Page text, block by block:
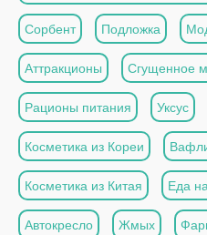
Сорбент Подложка
Аттракционы Сгущенное
Рационы питания Уксус
Косметика из Кореи
Косметика из Китая Еда
Автокресло Жмых